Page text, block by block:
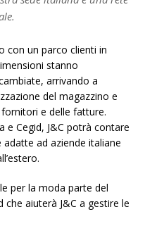
con un parco clienti in
stanno
arrivando a
del magazzino e
e delle fatture.
e Cegid, J&C potrà contare
ad aziende italiane
per la moda parte del
aiuterà J&C a gestire le